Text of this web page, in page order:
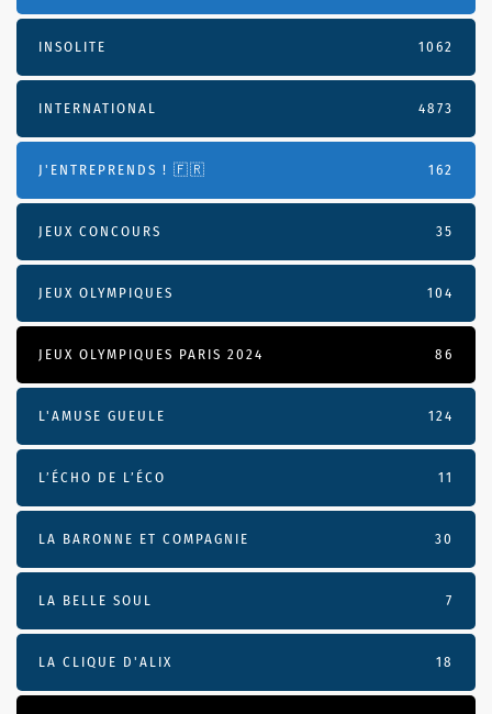
INSOLITE 1062
INTERNATIONAL 4873
J'ENTREPRENDS ! 🇫🇷 162
JEUX CONCOURS 35
JEUX OLYMPIQUES 104
JEUX OLYMPIQUES PARIS 2024 86
L'AMUSE GUEULE 124
L’ÉCHO DE L’ÉCO 11
LA BARONNE ET COMPAGNIE 30
LA BELLE SOUL 7
LA CLIQUE D'ALIX 18